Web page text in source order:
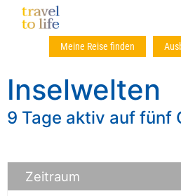
Meine Reise finden
Inselwelten
9 Tage aktiv auf fünf
Zeitraum